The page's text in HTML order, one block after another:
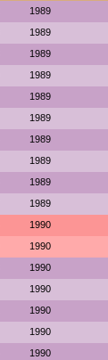
1989
1989
1989
1989
1989
1989
1989
1989
1989
1989
1990
1990
1990
1990
1990
1990
1990